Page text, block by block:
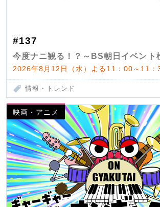
#137
今度ナニ観る！？～BS朝日イベント
2026年8月12日（水）よる11：00～11：
情報・トレンド
映画・アニメ